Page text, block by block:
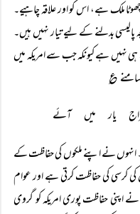
ملک ہے، اس کو اور علاقہ چاہیے۔
بدلنے کے لیے تیار نہیں ہیں۔
ہی نہیں ہے کیونکہ جب سے امریکہ میں
؏
یار میں آئے
انہوں نے اپنے ملکوں کی حفاظت کے
کرسی کی حفاظت کرتی ہے اور عوام
نے اپنی حفاظت پوری امریکہ کو گروی